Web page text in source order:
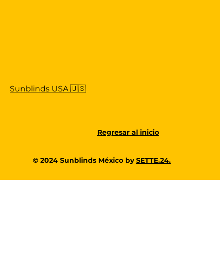
Sunblinds USA 🇺🇸
© 2024 Sunblinds México bySETTE.24.
Regresar al inicio